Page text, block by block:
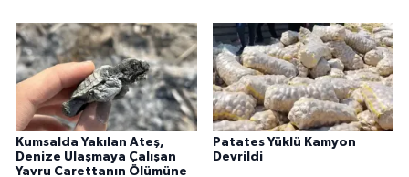
Kumsalda Yakılan Ateş,
Denize Ulaşmaya Çalışan
Yavru Carettanın Ölümüne
Patates Yüklü Kamyon
Devrildi